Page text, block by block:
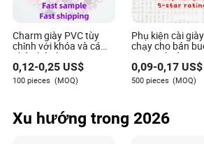
Charm giày PVC tùy
chỉnh với khóa và cá
nhân hóa logo
0,12-0,25 US$
100 pieces (MOQ)
Phụ kiện cài
chạy cho bán
trang trí giày
tùy chỉnh, cài
chỉnh
0,09-0,17US$
500 pieces (MOQ)
Xu hướng trong 2026